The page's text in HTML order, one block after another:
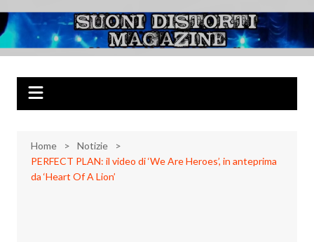
al
contenuto
Suoni Distorti
Magazine
Musica Rock, Metal, Punk e varie sonorità alternative
Home
Notizie
PERFECT PLAN: il video di ‘We Are Heroes’, in anteprima
da ‘Heart Of A Lion’